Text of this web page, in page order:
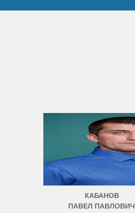
КАБАНОВ
ПАВЕЛ ПАВЛОВИЧ